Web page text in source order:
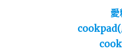
愛
cookpad(